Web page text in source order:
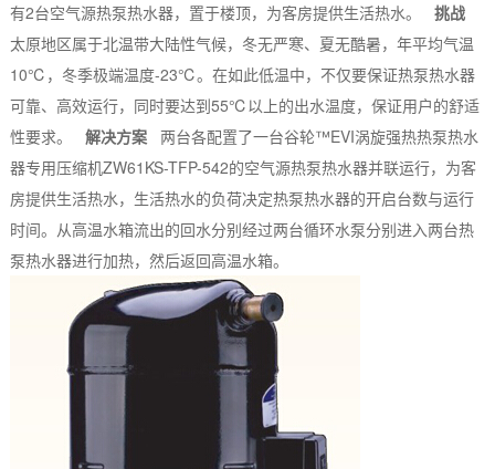
有2台空气源热泵热水器，置于楼顶，为客房提供生活热水。 挑战
太原地区属于北温带大陆性气候，冬无严寒、夏无酷暑，年平均气温
10℃，冬季极端温度-23℃。在如此低温中，不仅要保证热泵热水器
可靠、高效运行，同时要达到55℃以上的出水温度，保证用户的舒适
性要求。 解决方案两台各配置了一台谷轮™EVI涡旋强热热泵热水
器专用压缩机ZW61KS-TFP-542的空气源热泵热水器并联运行，为客
房提供生活热水，生活热水的负荷决定热泵热水器的开启台数与运行
时间。从高温水箱流出的回水分别经过两台循环水泵分别进入两台热
泵热水器进行加热，然后返回高温水箱。